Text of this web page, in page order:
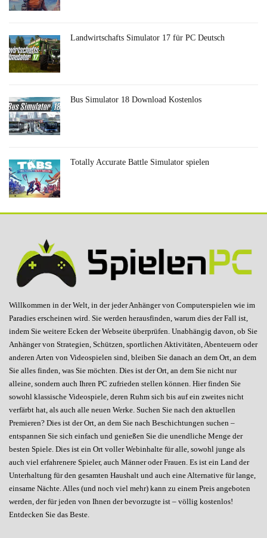
Landwirtschafts Simulator 17 für PC Deutsch
Bus Simulator 18 Download Kostenlos
Totally Accurate Battle Simulator spielen
Willkommen in der Welt, in der jeder Anhänger von Computerspielen wie im
Paradies erscheinen wird. Sie werden herausfinden, warum dies der Fall ist,
indem Sie weitere Ecken der Webseite überprüfen. Unabhängig davon, ob Sie
Anhänger von Strategien, Schützen, sportlichen Aktivitäten, Abenteuern oder
anderen Arten von Videospielen sind, bleiben Sie danach an dem Ort, an dem
Sie alles finden, was Sie möchten. Dies ist der Ort, an dem Sie nicht nur
alleine, sondern auch Ihren PC zufrieden stellen können. Hier finden Sie
sowohl klassische Videospiele, deren Ruhm sich bis auf ein zweites nicht
verfärbt hat, als auch alle neuen Werke. Suchen Sie nach den aktuellen
Premieren? Dies ist der Ort, an dem Sie nach Beschichtungen suchen –
entspannen Sie sich einfach und genießen Sie die unendliche Menge der
besten Spiele. Dies ist ein Ort voller Webinhalte für alle, sowohl junge als
auch viel erfahrenere Spieler, auch Männer oder Frauen. Es ist ein Land der
Unterhaltung für den gesamten Haushalt und auch eine Alternative für lange,
einsame Nächte. Alles (und noch viel mehr) kann zu einem Preis angeboten
werden, der für jeden von Ihnen der bevorzugte ist – völlig kostenlos!
Entdecken Sie das Beste.